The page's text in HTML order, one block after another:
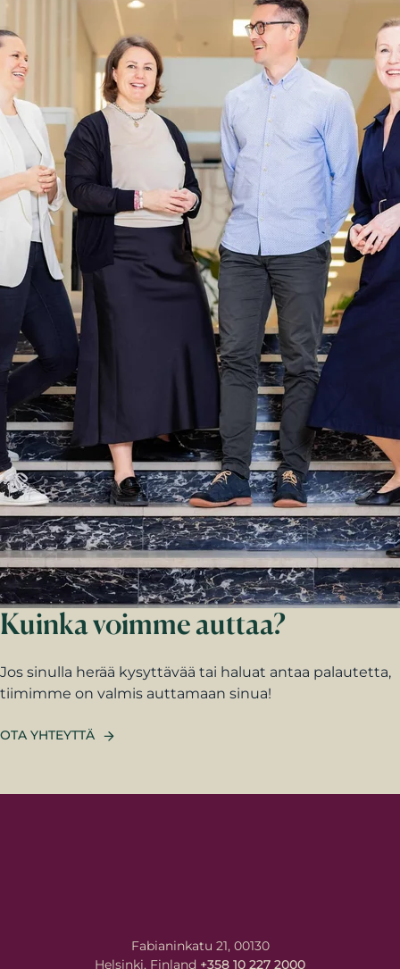
Kuinka voimme auttaa?
Jos sinulla herää kysyttävää tai haluat antaa palautetta,
tiimimme on valmis auttamaan sinua!
OTA YHTEYTTÄ
Fabianinkatu 21, 00130
Helsinki, Finland +358 10 227 2000